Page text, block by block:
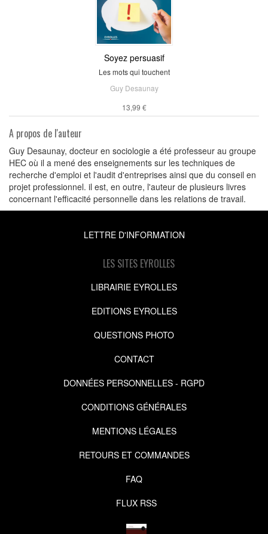
Soyez persuasif
Les mots qui touchent
Guy Desaunay
13,99 €
A propos de l'auteur
Guy Desaunay, docteur en sociologie a été professeur au groupe
HEC où il a mené des enseignements sur les techniques de
recherche d'emploi et l'audit d'entreprises ainsi que du conseil en
projet professionnel. il est, en outre, l'auteur de plusieurs livres
concernant l'efficacité personnelle dans les relations de travail.
LETTRE D'INFORMATION
LES SITES EYROLLES
LIBRAIRIE EYROLLES
EDITIONS EYROLLES
QUESTIONS PHOTO
CONTACT
DONNÉES PERSONNELLES - RGPD
CONDITIONS GÉNÉRALES
MENTIONS LÉGALES
RETOURS ET COMMANDES
FAQ
FLUX RSS